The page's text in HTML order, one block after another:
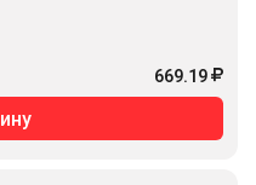
669.19